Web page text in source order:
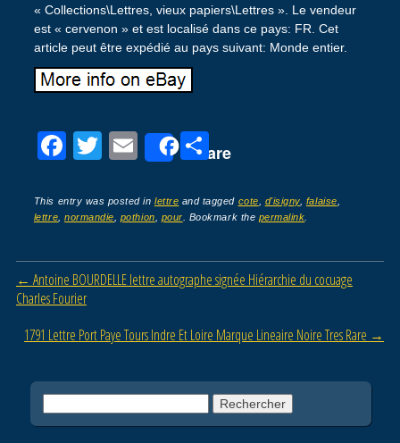
« Collections\Lettres, vieux papiers\Lettres ». Le vendeur
est « cervenon » et est localisé dans ce pays: FR. Cet
article peut être expédié au pays suivant: Monde entier.
F
c
e
b
o
k
T
tt
er
E
ail
Share
P
ta
g
er
This entry was posted inlettre and tagged cote d'isigny, falaise
lettre ,normandie pothion pour . Bookmark the permalink
Post navigation
← Antoine BOURDELLE lettre autographe signée Hiérarchie du cocuage
Charles Fourier
1791 Lettre Port Paye Tours Indre Et Loire Marque Lineaire Noire Tres Rare →